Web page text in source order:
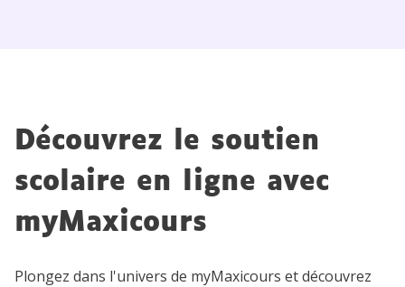
Découvrez le soutien
scolaire en ligne avec
myMaxicours
Plongez dans l'univers de myMaxicours et découvrez